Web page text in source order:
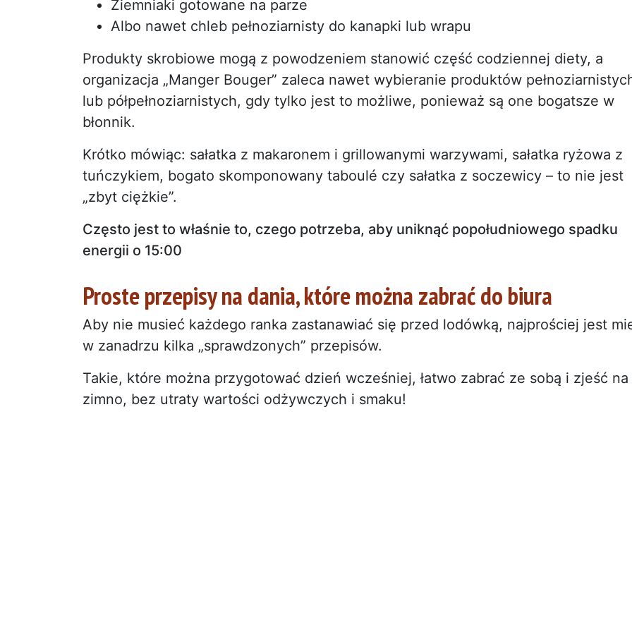
Ziemniaki gotowane na parze
Albo nawet chleb pełnoziarnisty do kanapki lub wrapu
Produkty skrobiowe mogą z powodzeniem stanowić część codziennej diety, a
organizacja „Manger Bouger” zaleca nawet wybieranie produktów
lub półpełnoziarnistych, gdy tylko jest to możliwe, ponieważ są one bogatsze w
błonnik.
Krótko mówiąc: sałatka z makaronem i grillowanymi warzywami, sałatka ryżowa z
tuńczykiem, bogato skomponowany taboulé czy sałatka z soczewicy – to nie jest
„zbyt ciężkie”.
Często jest to właśnie to, czego potrzeba, aby uniknąć popołudniowego spadku
energii o 15:00
Proste przepisy na dania, które można zabrać do biura
Aby nie musieć każdego ranka zastanawiać się przed lodówką, najprościej jest
w zanadrzu kilka „sprawdzonych” przepisów.
Takie, które można przygotować dzień wcześniej, łatwo zabrać ze sobą i zjeść na
zimno, bez utraty wartości odżywczych i smaku!